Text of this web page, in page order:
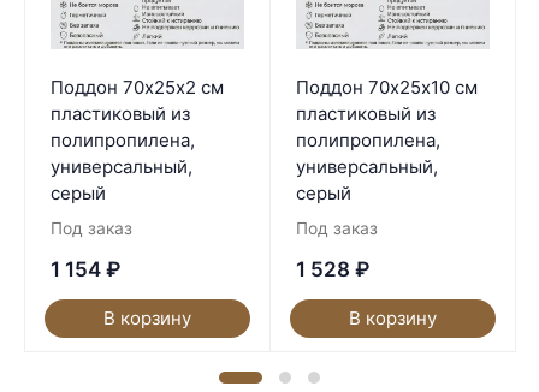
Поддон 70х25х2 см
пластиковый из
полипропилена,
универсальный,
серый
Под заказ
1 154 ₽
В корзину
Поддон 70х25х10 см
пластиковый из
полипропилена,
универсальный,
серый
Под заказ
1 528 ₽
В корзину